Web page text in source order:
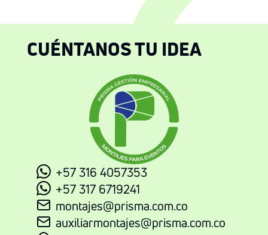
CUÉNTANOS TU IDEA
+57 316 4057353
+57 317 6719241
montajes@prisma.com.co
auxiliarmontajes@prisma.com.co